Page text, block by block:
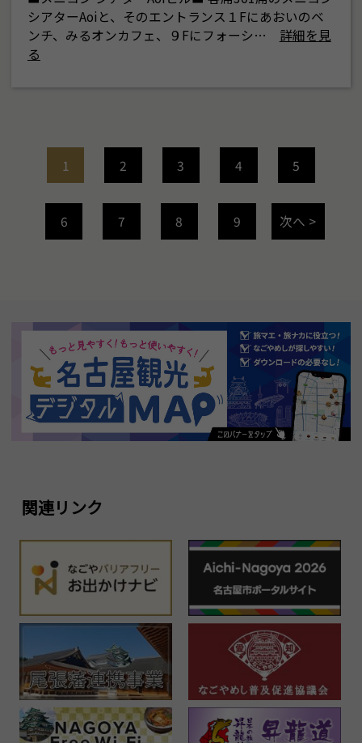
シアターAoiと、そのエントランス１Fにあおいのベ
ンチ、みるオンカフェ、９Fにフォーシ…
詳細を見
る
1 2 3 4 5
6 7 8 9 次へ >
関連リンク